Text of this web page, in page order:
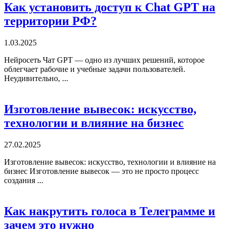
Как установить доступ к Chat GPT на
территории РФ?
1.03.2025
Нейросеть Чат GPT — одно из лучших решений, которое
облегчает рабочие и учебные задачи пользователей.
Неудивительно, ...
Изготовление вывесок: искусство,
технологии и влияние на бизнес
27.02.2025
Изготовление вывесок: искусство, технологии и влияние на
бизнес Изготовление вывесок — это не просто процесс
создания ...
Как накрутить голоса в Телеграмме и
зачем это нужно